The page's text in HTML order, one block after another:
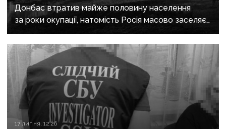
Донбас втратив майже половину населення
за роки окупації, натомість Росія масово заселяє
регіон своїми громадянами — ГУР
17 липня, 12:26